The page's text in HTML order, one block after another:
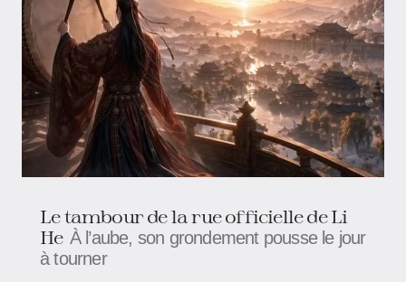
Le tambour de la rue officielle de Li
He À l’aube, son grondement pousse le jour
à tourner